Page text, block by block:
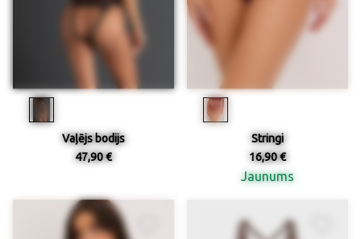
Vaļējs bodijs
47,90 €
Stringi
16,90 €
Jaunums